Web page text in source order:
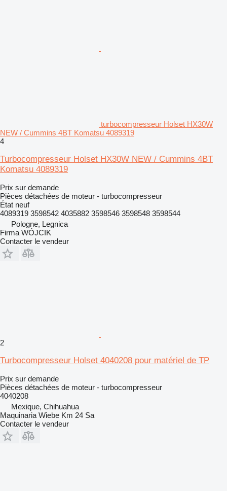
turbocompresseur Holset HX30W
NEW / Cummins 4BT Komatsu 4089319
4
Turbocompresseur Holset HX30W NEW / Cummins 4BT
Komatsu 4089319
Prix sur demande
Pièces détachées de moteur - turbocompresseur
État neuf
4089319 3598542 4035882 3598546 3598548 3598544
Pologne, Legnica
Firma WÓJCIK
Contacter le vendeur
2
Turbocompresseur Holset 4040208 pour matériel de TP
Prix sur demande
Pièces détachées de moteur - turbocompresseur
4040208
Mexique, Chihuahua
Maquinaria Wiebe Km 24 Sa
Contacter le vendeur